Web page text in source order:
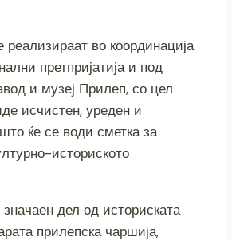
реализираат во координација
претпријатија и под
и музеј Прилеп, со цел
исчистен, уреден и
ќе се води сметка за
историското
дел од историската
прилепска чаршија,